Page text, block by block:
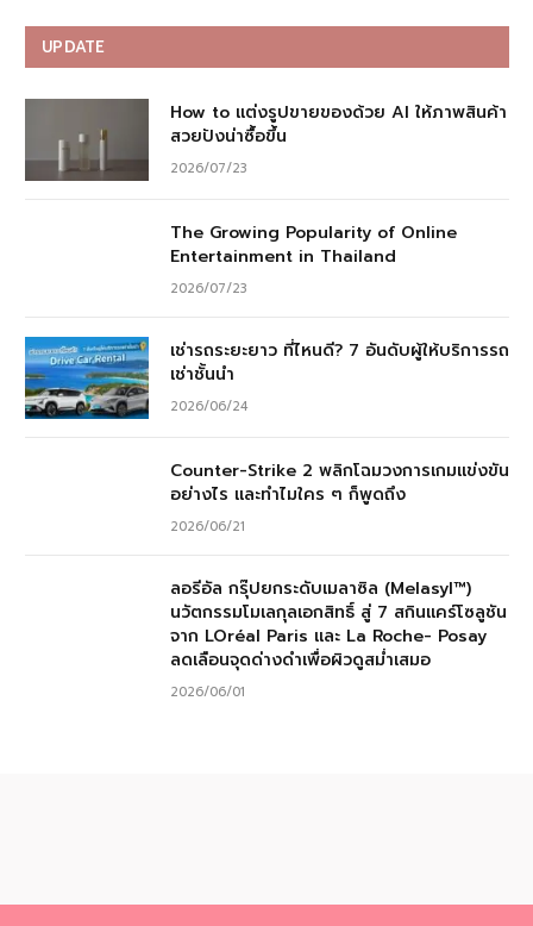
UPDATE
How to แต่งรูปขายของด้วย AI ให้ภาพสินค้า
สวยปังน่าซื้อขึ้น
2026/07/23
The Growing Popularity of Online
Entertainment in Thailand
2026/07/23
เช่ารถระยะยาว ที่ไหนดี? 7 อันดับผู้ให้บริการรถ
เช่าชั้นนำ
2026/06/24
Counter-Strike 2 พลิกโฉมวงการเกมแข่งขัน
อย่างไร และทำไมใคร ๆ ก็พูดถึง
2026/06/21
ลอรีอัล กรุ๊ปยกระดับเมลาซิล (Melasyl™)
นวัตกรรมโมเลกุลเอกสิทธิ์ สู่ 7 สกินแคร์โซลูชัน
จาก LOréal Paris และ La Roche- Posay
ลดเลือนจุดด่างดำเพื่อผิวดูสม่ำเสมอ
2026/06/01